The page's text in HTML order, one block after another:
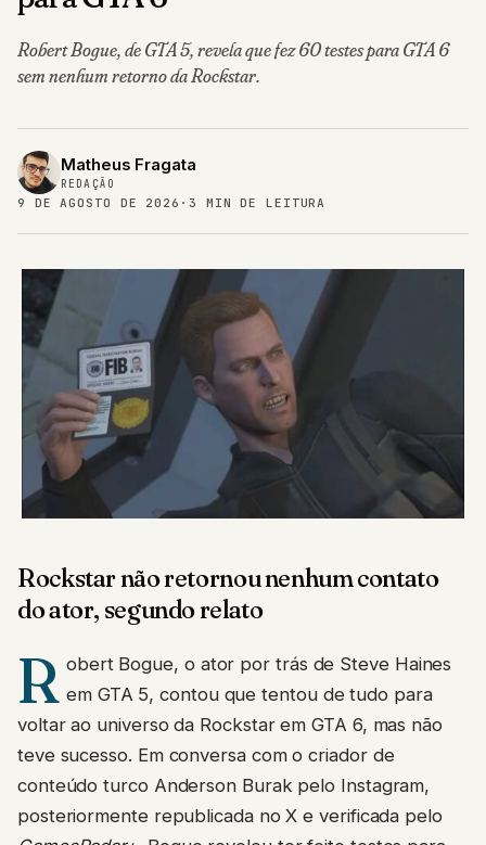
Robert Bogue, de GTA 5, revela que fez 60 testes para GTA 6
sem nenhum retorno da Rockstar.
Matheus Fragata
REDAÇÃO
9 DE AGOSTO DE 2026 · 3 MIN DE LEITURA
Rockstar não retornou nenhum contato
do ator, segundo relato
R obert Bogue, o ator por trás de Steve Haines
em GTA 5, contou que tentou de tudo para
voltar ao universo da Rockstar em GTA 6, mas não
teve sucesso. Em conversa com o criador de
conteúdo turco Anderson Burak pelo Instagram,
posteriormente republicada no X e verificada pelo